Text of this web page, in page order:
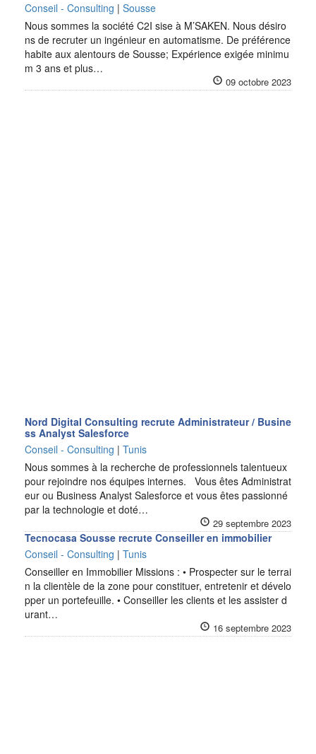
Conseil - Consulting | Sousse
Nous sommes la société C2I sise à M’SAKEN. Nous désiro
ns de recruter un ingénieur en automatisme. De préférence
habite aux alentours de Sousse; Expérience exigée minimu
m 3 ans et plus…
09 octobre 2023
Nord Digital Consulting recrute Administrateur / Busine
ss Analyst Salesforce
Conseil - Consulting | Tunis
Nous sommes à la recherche de professionnels talentueux
pour rejoindre nos équipes internes. Vous êtes Administrat
eur ou Business Analyst Salesforce et vous êtes passionné
par la technologie et doté…
29 septembre 2023
Tecnocasa Sousse recrute Conseiller en immobilier
Conseil - Consulting | Tunis
Conseiller en Immobilier Missions : • Prospecter sur le terrai
n la clientèle de la zone pour constituer, entretenir et dévelo
pper un portefeuille. • Conseiller les clients et les assister d
urant…
16 septembre 2023